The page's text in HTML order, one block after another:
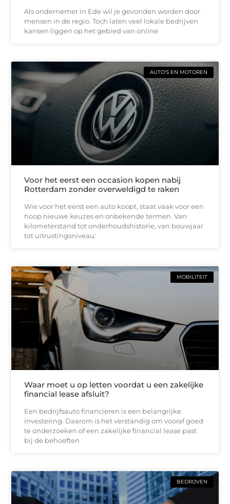
Als ondernemer in Ede wil je gevonden worden door
mensen in de regio. Toch laten veel lokale bedrijven
kansen liggen op het gebied van online
AUTO'S EN MOTOREN
Voor het eerst een occasion kopen nabij
Rotterdam zonder overweldigd te raken
Wie voor het eerst een auto koopt, staat vaak voor een
hoop nieuwe keuzes en onbekende termen. Van
kilometerstand tot onderhoudshistorie, van bouwjaar
tot uitrustingsniveau:
MOBILITEIT
Waar moet u op letten voordat u een zakelijke
financial lease afsluit?
Een bedrijfsauto financieren is een belangrijke
investering. Daarom is het verstandig om vooraf goed
te onderzoeken of een zakelijke financial lease past
bij de behoeften
BEDRIJVEN